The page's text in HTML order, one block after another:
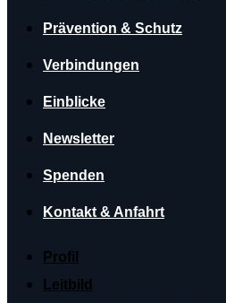
Prävention & Schutz
Verbindungen
Einblicke
Newsletter
Spenden
Kontakt & Anfahrt
Profil
Leitbild